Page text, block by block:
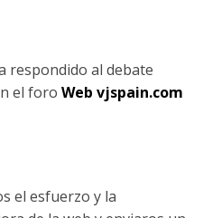
respondido al debate
el foro Web vjspain.com
el esfuerzo y la